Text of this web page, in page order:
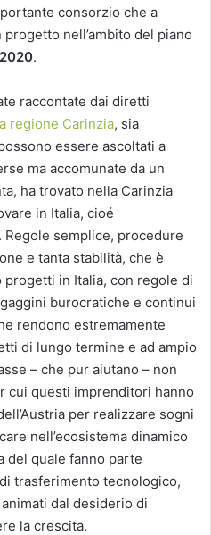
consorzio che a
nell’ambito del piano
.
raccontate dai diretti
regione Carinzia, sia
essere ascoltati a
ma accomunate da un
ha trovato nella Carinzia
in Italia, cioé
semplice, procedure
e tanta stabilità, che è
in Italia, con regole di
burocratiche e continui
rendono estremamente
di lungo termine e ad ampio
– che pur aiutano – non
cui questi imprenditori hanno
per realizzare sogni
nell’ecosistema dinamico
del quale fanno parte
trasferimento tecnologico,
dal desiderio di
la crescita.